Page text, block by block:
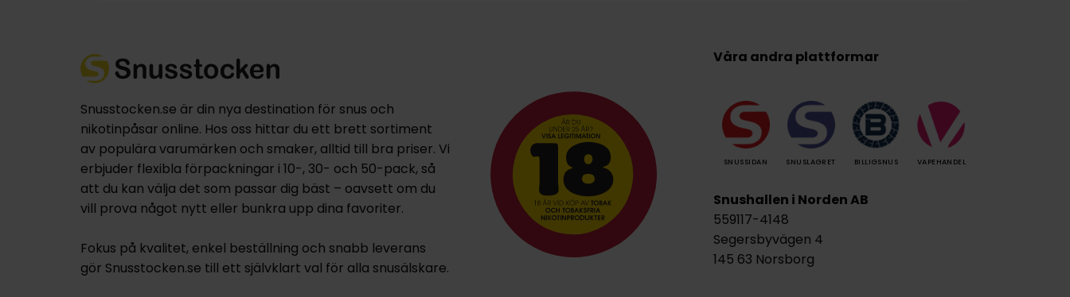
Snusstocken.se är din nya destination för snus och
nikotinpåsar online. Hos oss hittar du ett brett sortiment
av populära varumärken och smaker, alltid till bra priser. Vi
erbjuder flexibla förpackningar i 10-, 30- och 50-pack, så
att du kan välja det som passar dig bäst – oavsett om du
vill prova något nytt eller bunkra upp dina favoriter.
Fokus på kvalitet, enkel beställning och snabb leverans
gör Snusstocken.se till ett självklart val för alla snusälskare.
Våra andra plattformar
SNUSSIDAN SNUSLAGRET BILLIGSNUS VAPEHANDEL
Snushallen i Norden AB
559117-4148
Segersbyvägen 4
145 63 Norsborg